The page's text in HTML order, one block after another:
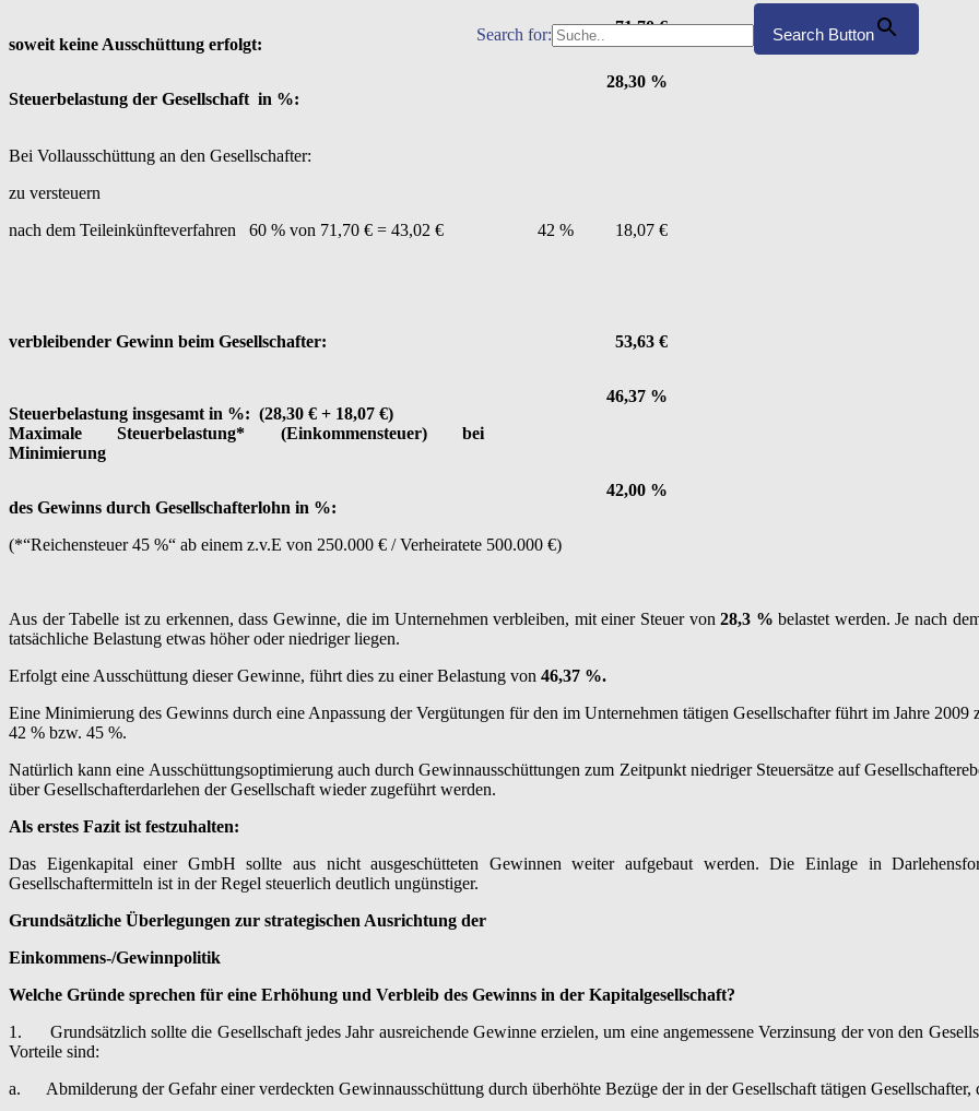
Search for: Search Button
soweit keine Ausschüttung erfolgt:
71,70 €
Steuerbelastung der Gesellschaft in %:
28,30 %
Bei Vollausschüttung an den Gesellschafter:
zu versteuern
nach dem Teileinkünfteverfahren 60 % von 71,70 € = 43,02 €
42 % 18,07 €
verbleibender Gewinn beim Gesellschafter: 53,63 €
Steuerbelastung insgesamt in %: (28,30 € + 18,07 €)
46,37 %
Maximale Steuerbelastung* (Einkommensteuer) bei
Minimierung
des Gewinns durch Gesellschafterlohn in %:
42,00 %
(*“Reichensteuer 45 %“ ab einem z.v.E von 250.000 € / Verheiratete 500.000 €)
Aus der Tabelle ist zu erkennen, dass Gewinne, die im Unternehmen verbleiben, mit einer Steuer von28,3 % belastet werden. Je nach
tatsächliche Belastung etwas höher oder niedriger liegen.
Erfolgt eine Ausschüttung dieser Gewinne, führt dies zu einer Belastung von 46,37 %.
Eine Minimierung des Gewinns durch eine Anpassung der Vergütungen für den im Unternehmen tätigen Gesellschafter führt im Jahre 2009
42 % bzw. 45 %.
Natürlich kann eine Ausschüttungsoptimierung auch durch Gewinnausschüttungen zum Zeitpunkt niedriger Steuersätze auf
über Gesellschafterdarlehen der Gesellschaft wieder zugeführt werden.
Als erstes Fazit ist festzuhalten:
Das Eigenkapital einer GmbH sollte aus nicht ausgeschütteten Gewinnen weiter aufgebaut werden. Die Einlage in
Gesellschaftermitteln ist in der Regel steuerlich deutlich ungünstiger.
Grundsätzliche Überlegungen zur strategischen Ausrichtung der
Einkommens-/Gewinnpolitik
Welche Gründe sprechen für eine Erhöhung und Verbleib des Gewinns in der Kapitalgesellschaft?
1. Grundsätzlich sollte die Gesellschaft jedes Jahr ausreichende Gewinne erzielen, um eine angemessene Verzinsung der von den
Vorteile sind:
a. Abmilderung der Gefahr einer verdeckten Gewinnausschüttung durch überhöhte Bezüge der in der Gesellschaft tätigen Gesellschafter,